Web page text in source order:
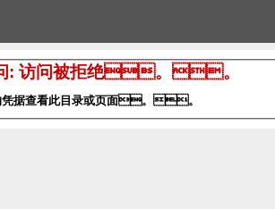
: 访问被拒绝。。
凭据查看此目录或页面。。